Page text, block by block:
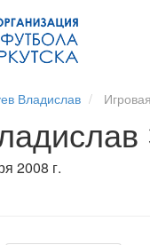
Владислав
2008 г.